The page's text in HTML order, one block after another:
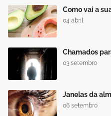
Como vai a
04 abril
Chamados
03 setembro
Janelas da
06 setembro